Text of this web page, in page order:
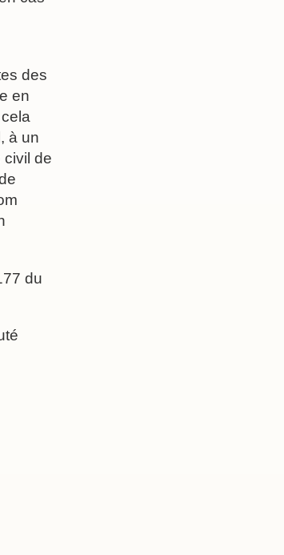
des
en
à un
civil de
du